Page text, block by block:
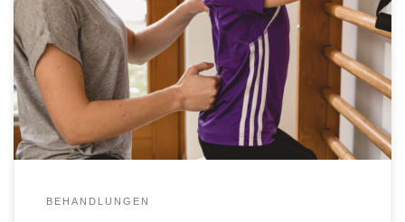
die unterschiedlichsten Bereiche und Qualifikationen, die
erlangt werden können. Zum Beispiel in der Orthopädie,
Pädiatrie, Neurologie u.s.w. Folgende zertifizierte
Fortbildungen mit den Krankenkassen können wir Ihnen
anbieten: Weitere Qualifikationen können wir nachweisen:
BEHANDLUNGEN